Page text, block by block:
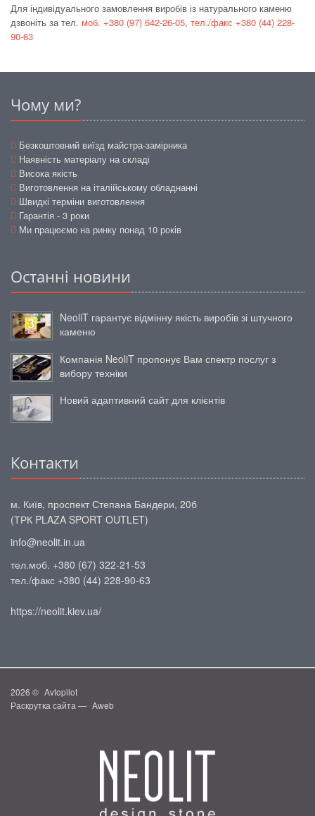
Для індивідуального замовлення виробів із натурального каменю
дзвоніть за тел. моб. +380 (97) 642-26-05, тел./факс +380 (44) 228-
90-63
Чому ми?
Безкоштовний виїзд майстра-замірника
Наявність матеріалу на складі
Висока якість
Виготовлення на італійському обладнанні
Швидкі терміни виготовлення
Гарантія - 3 роки
Ми працюємо на ринку понад 10 років
Останні новини
NeoliT гарантує відмінну якість виробів зі штучного
каменю
Компанія NeoliT пропонує Вам спектр послуг з
вибору техніки
Новий адаптивний сайт для клієнтів
Контакти
м. Київ, проспект Степана Бандери, 20б
(ТРК PLAZA SPORT OUTLET)
info@neolit.in.ua
тел.моб. +380 (67) 322-21-53
тел./факс +380 (44) 228-90-63
https://neolit.kiev.ua/
2026 © Avtopilot
Раскрутка сайта — Aweb